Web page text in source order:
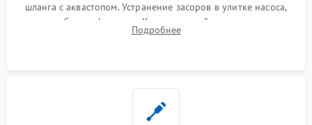
шланга с аквастопом. Устранение засоров в улитке насоса,
патрубках и фильтрах. Компонентный ремонт платы
управления, восстановление поврежденной проводки.
Подробнее